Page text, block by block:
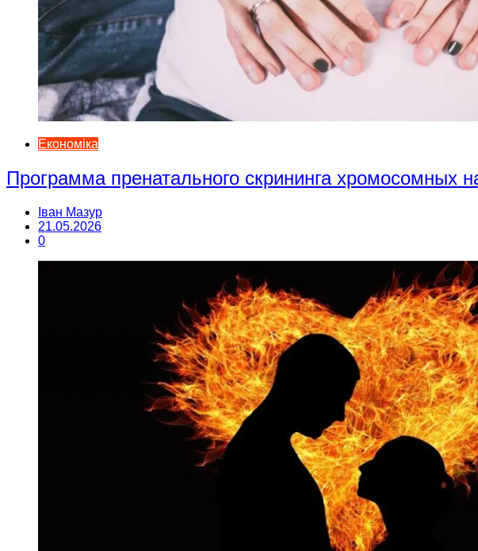
Економіка
Программа пренатального скрининга хромосомных
Іван Мазур
21.05.2026
0